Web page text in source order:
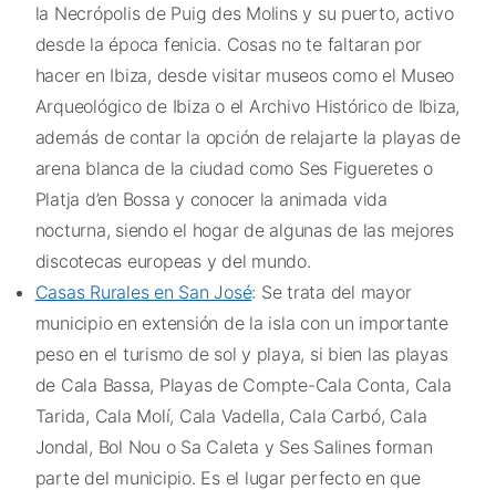
la Necrópolis de Puig des Molins y su puerto, activo
desde la época fenicia. Cosas no te faltaran por
hacer en Ibiza, desde visitar museos como el Museo
Arqueológico de Ibiza o el Archivo Histórico de Ibiza,
además de contar la opción de relajarte la playas de
arena blanca de la ciudad como Ses Figueretes o
Platja d’en Bossa y conocer la animada vida
nocturna, siendo el hogar de algunas de las mejores
discotecas europeas y del mundo.
Casas Rurales en San José: Se trata del mayor
municipio en extensión de la isla con un importante
peso en el turismo de sol y playa, si bien las playas
de Cala Bassa, Playas de Compte-Cala Conta, Cala
Tarida, Cala Molí, Cala Vadella, Cala Carbó, Cala
Jondal, Bol Nou o Sa Caleta y Ses Salines forman
parte del municipio. Es el lugar perfecto en que